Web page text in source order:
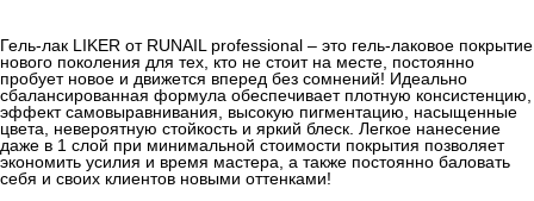
Гель-лак LIKER от RUNAIL professional – это гель-лаковое покрытие
нового поколения для тех, кто не стоит на месте, постоянно
пробует новое и движется вперед без сомнений! Идеально
сбалансированная формула обеспечивает плотную консистенцию,
эффект самовыравнивания, высокую пигментацию, насыщенные
цвета, невероятную стойкость и яркий блеск. Легкое нанесение
даже в 1 слой при минимальной стоимости покрытия позволяет
экономить усилия и время мастера, а также постоянно баловать
себя и своих клиентов новыми оттенками!